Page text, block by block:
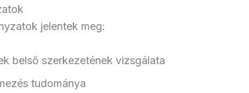
jelentek meg:
belső szerkezetének vizsgálata
tudománya